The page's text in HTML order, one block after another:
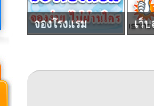
จองโรงแรม เว็บ